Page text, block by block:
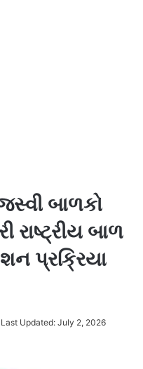
બાળકો
રાષ્ટ્રીય બાળ
પ્રક્રિયા
Last Updated: July 2, 2026